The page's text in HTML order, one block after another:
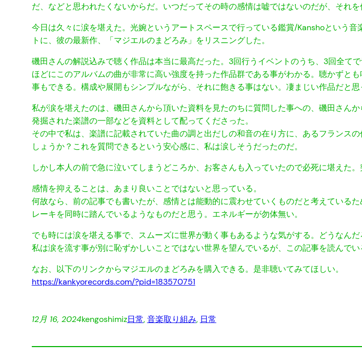
だ、などと思われたくないからだ。いつだってその時の感情は嘘ではないのだが、それを
今日は久々に涙を堪えた。光婉というアートスペースで行っている鑑賞/Kanshoという
トに、彼の最新作、「マジエルのまどろみ」をリスニングした。
磯田さんの解説込みで聴く作品は本当に最高だった。3回行うイベントのうち、3回全て
ほどにこのアルバムの曲が非常に高い強度を持った作品群である事がわかる。聴かずと
事もできる。構成や展開もシンプルながら、それに飽きる事はない。凄まじい作品だと思
私が涙を堪えたのは、磯田さんから頂いた資料を見たのちに質問した事への、磯田さん
発掘された楽譜の一部などを資料として配ってくださった。
その中で私は、楽譜に記載されていた曲の調と出だしの和音の在り方に、あるフランス
しょうか？これを質問できるという安心感に、私は涙しそうだったのだ。
しかし本人の前で急に泣いてしまうどころか、お客さんも入っていたので必死に堪えた
感情を抑えることは、あまり良いことではないと思っている。
何故なら、前の記事でも書いたが、感情とは能動的に震わせていくものだと考えている
レーキを同時に踏んでいるようなものだと思う。エネルギーが勿体無い。
でも時には涙を堪える事で、スムーズに世界が動く事もあるような気がする。どうなんだ
私は涙を流す事が別に恥ずかしいことではない世界を望んでいるが、この記事を読んでい
なお、以下のリンクからマジエルのまどろみを購入できる。是非聴いてみてほしい。
https://kankyorecords.com/?pid=183570751
12月 16, 2024kengoshimiz日常, 音楽取り組み, 日常